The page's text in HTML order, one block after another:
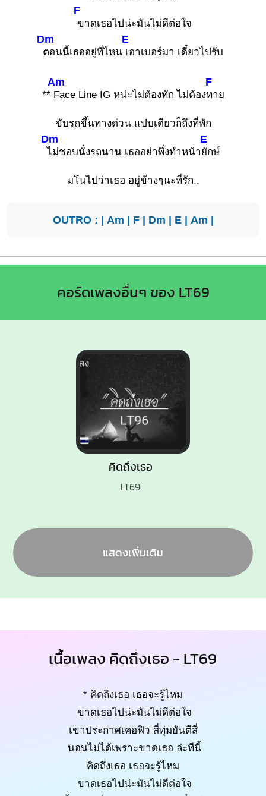
F
ขาดเธอไปน่ะมันไม่ดีต่อใจ
Dm
ตอนนี้เธออยู่ที่ไหน
E
เอาเบอร์มา เดี๋ยวไปรับ
**
Am
Face Line IG หน่ะไม่ต้องทัก ไม่ต้อง
F
ทาย
ขับรถขึ้นทางด่วน แปบเดียวก็ถึงที่พัก
Dm
ไม่ชอบนั่งรถนาน เธออย่าพึ่งทำหน้า
E
ยักษ์
มโนไปว่าเธอ อยู่ข้างๆนะที่รัก..
OUTRO : | Am | F| Dm | E| Am |
คอร์ดเพลงอื่นๆ ของ LT69
คิดถึงเธอ
LT69
แสดงเพิ่มเติม
เนื้อเพลง คิดถึงเธอ - LT69
* คิดถึงเธอ เธอจะรู้ไหม
ขาดเธอไปน่ะมันไม่ดีต่อใจ
เขาประกาศเคอฟิว สี่ทุ่มยันตีสี่
นอนไม่ได้เพราะขาดเธอ ล่ะทีนี้
คิดถึงเธอ เธอจะรู้ไหม
ขาดเธอไปน่ะมันไม่ดีต่อใจ